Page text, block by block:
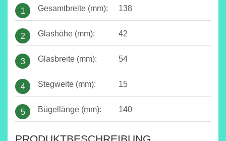
1 Gesamtbreite (mm): 138
2 Glashöhe (mm): 42
3 Glasbreite (mm): 54
4 Stegweite (mm): 15
5 Bügellänge (mm): 140